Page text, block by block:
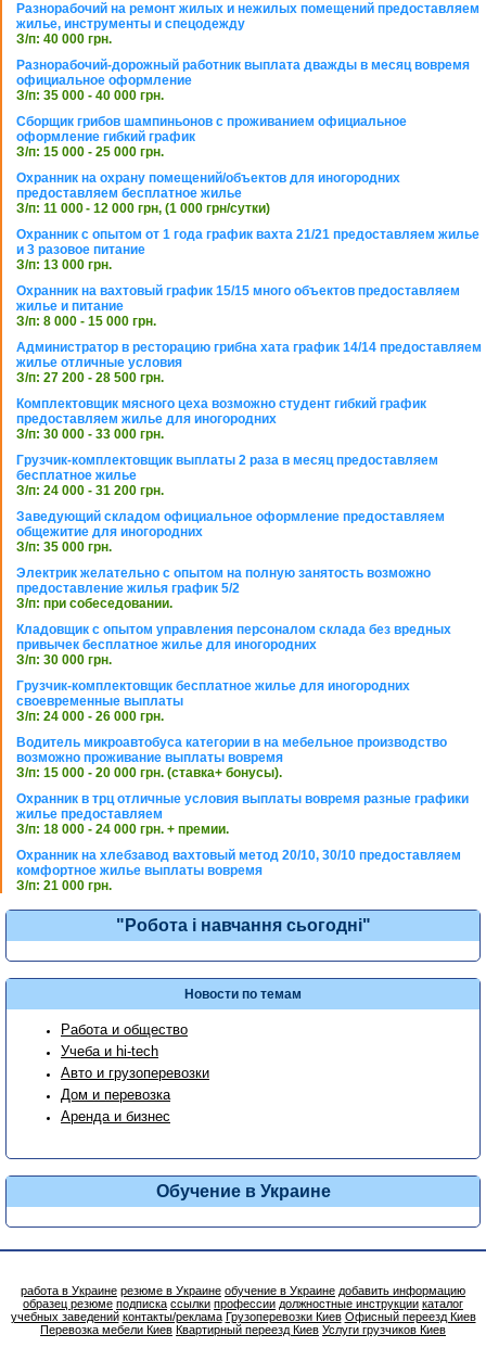
Разнорабочий на ремонт жилых и нежилых помещений предоставляем
жилье, инструменты и спецодежду
З/п: 40 000 грн.
Разнорабочий-дорожный работник выплата дважды в месяц вовремя
официальное оформление
З/п: 35 000 - 40 000 грн.
Сборщик грибов шампиньонов с проживанием официальное
оформление гибкий график
З/п: 15 000 - 25 000 грн.
Охранник на охрану помещений/объектов для иногородних
предоставляем бесплатное жилье
З/п: 11 000 - 12 000 грн, (1 000 грн/сутки)
Охранник с опытом от 1 года график вахта 21/21 предоставляем жилье
и 3 разовое питание
З/п: 13 000 грн.
Охранник на вахтовый график 15/15 много объектов предоставляем
жилье и питание
З/п: 8 000 - 15 000 грн.
Администратор в ресторацию грибна хата график 14/14 предоставляем
жилье отличные условия
З/п: 27 200 - 28 500 грн.
Комплектовщик мясного цеха возможно студент гибкий график
предоставляем жилье для иногородних
З/п: 30 000 - 33 000 грн.
Грузчик-комплектовщик выплаты 2 раза в месяц предоставляем
бесплатное жилье
З/п: 24 000 - 31 200 грн.
Заведующий складом официальное оформление предоставляем
общежитие для иногородних
З/п: 35 000 грн.
Электрик желательно с опытом на полную занятость возможно
предоставление жилья график 5/2
З/п: при собеседовании.
Кладовщик с опытом управления персоналом склада без вредных
привычек бесплатное жилье для иногородних
З/п: 30 000 грн.
Грузчик-комплектовщик бесплатное жилье для иногородних
своевременные выплаты
З/п: 24 000 - 26 000 грн.
Водитель микроавтобуса категории в на мебельное производство
возможно проживание выплаты вовремя
З/п: 15 000 - 20 000 грн. (ставка+ бонусы).
Охранник в трц отличные условия выплаты вовремя разные графики
жилье предоставляем
З/п: 18 000 - 24 000 грн. + премии.
Охранник на хлебзавод вахтовый метод 20/10, 30/10 предоставляем
комфортное жилье выплаты вовремя
З/п: 21 000 грн.
"Робота і навчання сьогодні"
Новости по темам
Работа и общество
Учеба и hi-tech
Авто и грузоперевозки
Дом и перевозка
Аренда и бизнес
Обучение в Украине
работа в Украине резюме в Украине обучение в Украине добавить информацию
образец резюме подписка ссылки профессии должностные инструкции каталог
учебных заведений контакты/реклама Грузоперевозки Киев Офисный переезд Киев
Перевозка мебели Киев Квартирный переезд Киев Услуги грузчиков Киев